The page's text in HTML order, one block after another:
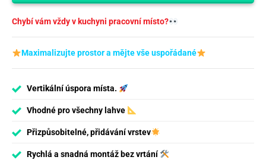
Chybí vám vždy v kuchyni pracovní místo?
Maximalizujte prostor a mějte vše uspořádané
Vertikální úspora místa.
Vhodné pro všechny lahve
Přizpůsobitelné, přidávání vrstev
Rychlá a snadná montáž bez vrtání